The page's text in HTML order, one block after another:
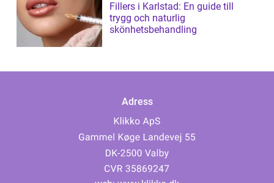
Fillers i Karlstad: En guide till
trygg och naturlig
skönhetsbehandling
Adress